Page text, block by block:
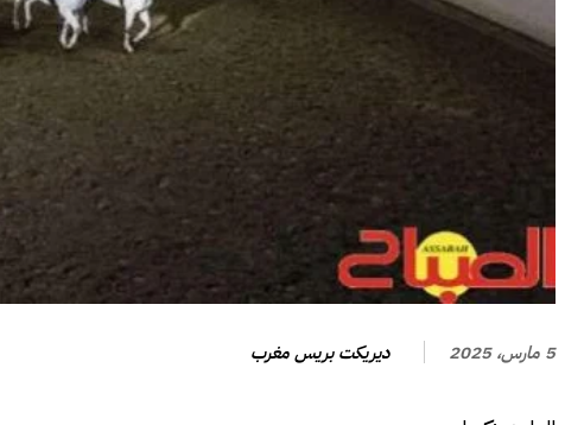
5 مارس، 2025 ديريكت بريس مغرب